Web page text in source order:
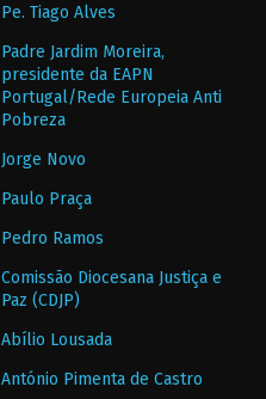
Pe. Tiago Alves
Padre Jardim Moreira,
presidente da EAPN
Portugal/Rede Europeia Anti
Pobreza
Jorge Novo
Paulo Praça
Pedro Ramos
Comissão Diocesana Justiça e
Paz (CDJP)
Abílio Lousada
António Pimenta de Castro